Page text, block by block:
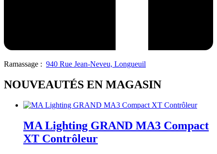
Ramassage : 940 Rue Jean-Neveu, Longueuil
NOUVEAUTÉS EN MAGASIN
MA Lighting GRAND MA3 Compact
XT Contrôleur